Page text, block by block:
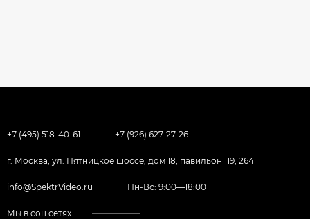
+7 (495) 518-40-61 +7 (926) 627-27-26
г. Москва, ул. Пятницкое шоссе, дом 18, павильон 119, 264
info@SpektrVideo.ru Пн-Вс: 9:00—18:00
Мы в соц.сетях